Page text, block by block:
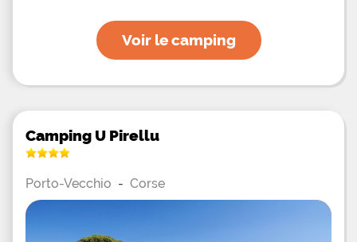
Voir le camping
Camping U Pirellu
Porto-Vecchio - Corse